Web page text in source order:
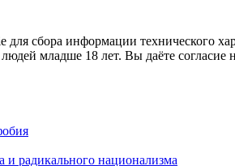
сбора информации технического
младше 18 лет. Вы даёте
и радикального национализма